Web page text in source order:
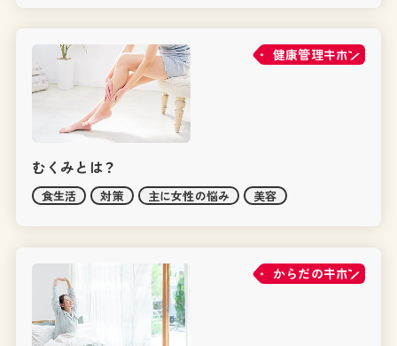
健康管理
むくみとは？
食生活 対策 主に女性の悩み 美容
からだの